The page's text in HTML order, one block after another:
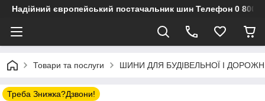
Надійний європейський постачальник шин Телефон 0 800
Товари та послуги ШИНИ ДЛЯ БУДІВЕЛЬНОЇ І
Треба Знижка?Дзвони!